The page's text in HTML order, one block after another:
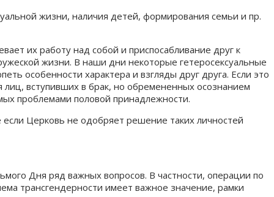
жизни, наличия детей, формирования семьи и пр.
их работу над собой и приспосабливание друг к
жизни. В наши дни некоторые гетеросексуальные
особенности характера и взгляды друг друга. Если это
вступивших в брак, но обремененных осознанием
проблемами половой принадлежности.
Церковь не одобряет решение таких личностей
Дня ряд важных вопросов. В частности, операции по
трансгендерности имеет важное значение, рамки